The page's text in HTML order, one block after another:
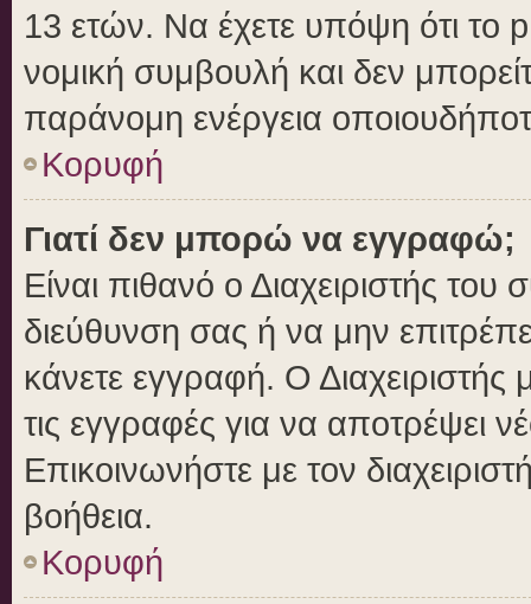
13 ετών. Να έχετε υπόψη ότι το
νομική συμβουλή και δεν
παράνομη ενέργεια
Κορυφή
Γιατί δεν μπορώ να εγγραφώ;
Είναι πιθανό ο Διαχειριστής του
διεύθυνση σας ή να μην
κάνετε εγγραφή. Ο Διαχειριστής
τις εγγραφές για να αποτρέψει
Επικοινωνήστε με τον
βοήθεια.
Κορυφή